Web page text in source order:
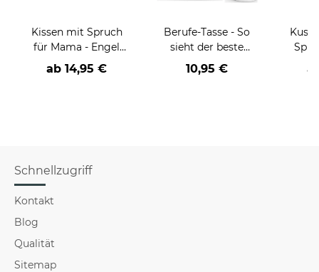
Kissen mit Spruch
für Mama - Engel
ohne Flügel
ab 14,95 €
Berufe-Tasse - So
sieht der beste
BERUF aus -
verschiedene Berufe
10,95 €
Schnellzugriff
Kontakt
Blog
Qualität
Sitemap